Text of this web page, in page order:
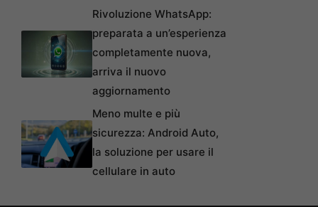
Rivoluzione WhatsApp:
preparata a un’esperienza
completamente nuova,
arriva il nuovo
aggiornamento
Meno multe e più
sicurezza: Android Auto,
la soluzione per usare il
cellulare in auto